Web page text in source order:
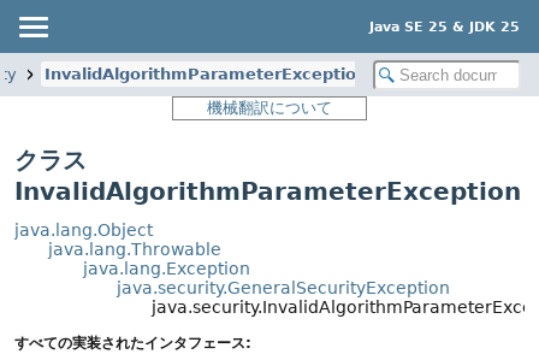
Java SE 25 & JDK 25
InvalidAlgorithmParameterException
機械翻訳について
クラス
InvalidAlgorithmParameterException
java.lang.Object
java.lang.Throwable
java.lang.Exception
java.security.GeneralSecurityException
すべての実装されたインタフェース: